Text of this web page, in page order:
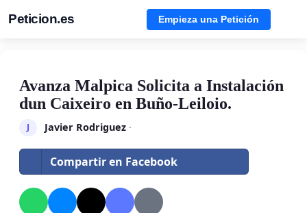
Peticion.es Empieza una Petición
Avanza Malpica Solicita a Instalación
dun Caixeiro en Buño-Leiloio.
J Javier Rodriguez·
Compartir en Facebook